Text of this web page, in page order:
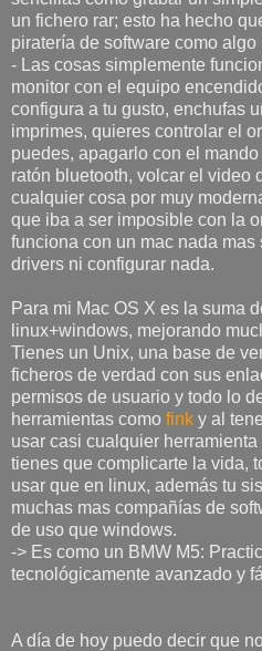
un fichero rar; esto ha hecho
piratería de software como algo
- Las cosas simplemente
monitor con el equipo
configura a tu gusto, enchufas
imprimes, quieres controlar el
puedes, apagarlo con el
ratón bluetooth, volcar el video
cualquier cosa por muy
que iba a ser imposible con la
funciona con un mac nada
drivers ni configurar nada.
Para mi Mac OS X es la suma
linux+windows, mejorando
Tienes un Unix, una base de
ficheros de verdad con sus
permisos de usuario y todo lo
herramientas como fink y al
usar casi cualquier
tienes que complicarte la vida,
usar que en linux, además tu
muchas mas compañías de
de uso que windows.
-> Es como un BMW M5:
tecnológicamente avanzado y
A día de hoy puedo decir que